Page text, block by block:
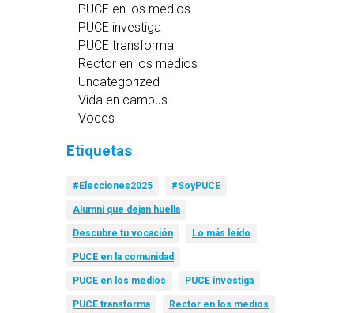
PUCE en los medios
PUCE investiga
PUCE transforma
Rector en los medios
Uncategorized
Vida en campus
Voces
Etiquetas
#Elecciones2025 #SoyPUCE
Alumni que dejan huella
Descubre tu vocación Lo más leído
PUCE en la comunidad
PUCE en los medios PUCE investiga
PUCE transforma Rector en los medios